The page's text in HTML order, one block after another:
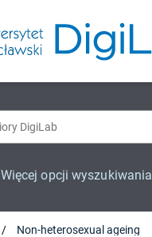
Więcej opcji wyszukiwania
Non-heterosexual ageing